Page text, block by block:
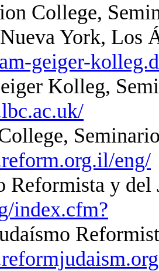
College,
York, Los
geiger-
Kolleg,
eng/
y del
index.cfm?